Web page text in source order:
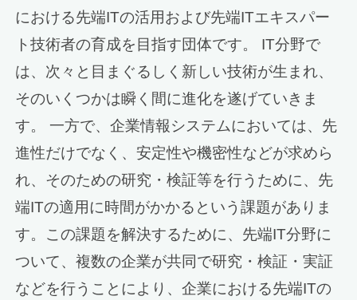
における先端ITの活用および先端ITエキスパー
ト技術者の育成を目指す団体です。 IT分野で
は、次々と目まぐるしく新しい技術が生まれ、
そのいくつかは瞬く間に進化を遂げていきま
す。 一方で、企業情報システムにおいては、先
進性だけでなく、安定性や機密性などが求めら
れ、そのための研究・検証等を行うために、先
端ITの適用に時間がかかるという課題がありま
す。この課題を解決するために、先端IT分野に
ついて、複数の企業が共同で研究・検証・実証
などを行うことにより、企業における先端ITの